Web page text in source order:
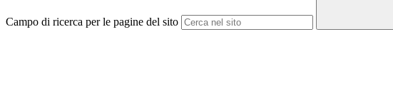
Campo di ricerca per le pagine del sito